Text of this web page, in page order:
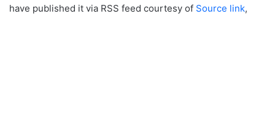
have published it via RSS feed courtesy of Source link,